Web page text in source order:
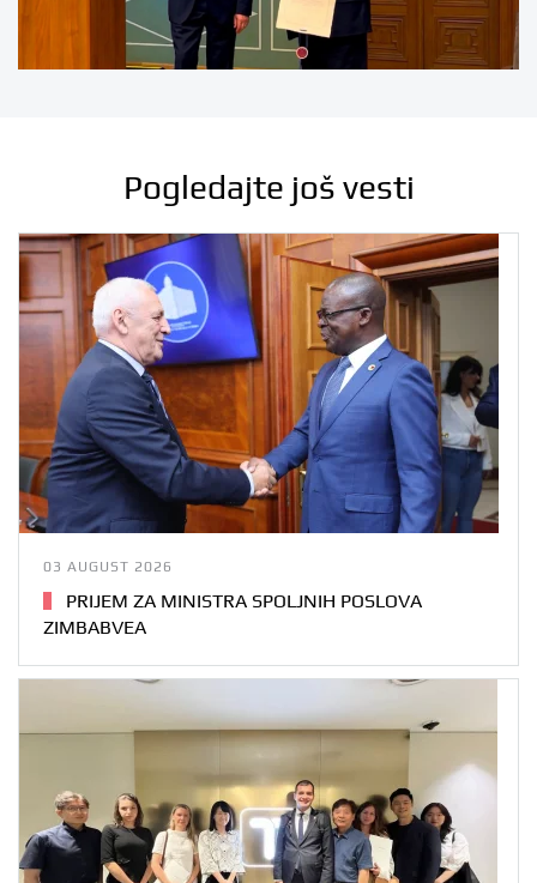
Pogledajte još vesti
03 AUGUST 2026
PRIJEM ZA MINISTRA SPOLJNIH POSLOVA
ZIMBABVEA